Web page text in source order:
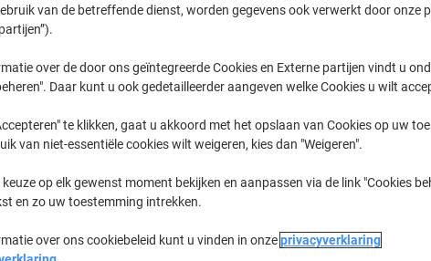
gekochte cartridges te tonen
zijn niet beschikbaar.
van de betreffende dienst, worden gegevens ook verwerkt door onze
over de door ons geïntegreerde Cookies en Externe partijen vindt u
Daar kunt u ook gedetailleerder aangeven welke Cookies u wilt
te klikken, gaat u akkoord met het opslaan van Cookies op uw
van niet-essentiële cookies wilt weigeren, kies dan "Weigeren".
op elk gewenst moment bekijken en aanpassen via de link "Cookies
en zo uw toestemming intrekken.
over ons cookiebeleid kunt u vinden in onzeprivacyverklaring